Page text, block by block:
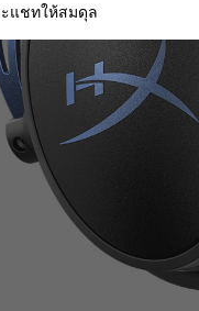
ะแชทให้สมดุล